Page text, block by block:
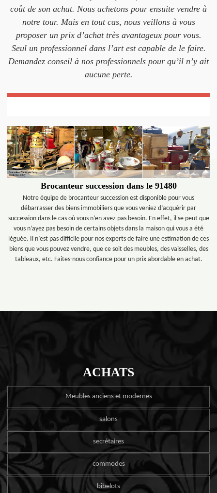
coût de son achat. Nous achetons pour ensuite vendre à
notre tour. Mais en tout cas, nous veillons à vous
proposer un prix d’achat très avantageux pour vous.
Seul un professionnel dans l’art est capable de le faire.
Demandez conseil à nos professionnels pour qu’il n’y ait
aucune perte.
Brocanteur succession dans le 91480
Notre équipe de brocanteur succession est disponible pour vous
débarrasser des biens immobiliers que vous veniez d’acquérir par
succession dans le cas où vous n’en avez pas besoin. En effet, il se peut que
vous n’ayez pas besoin de certains objets dans la maison qui vous a été
léguée. Il n’est pas difficile pour nos experts de faire une estimation de ces
biens que vous pouvez vendre, que ce soit des meubles, des vaisselles, des
tableaux, etc. Faites-nous confiance pour un prix abordable en achat.
ACHATS
Meubles anciens et modernes
salons
secrétaires
commodes
bibelots